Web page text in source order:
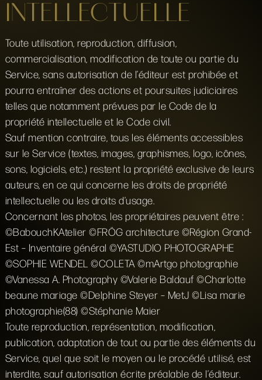
INTELLECTUELLE
Toute utilisation, reproduction, diffusion,
commercialisation, modification de toute ou partie du
Service, sans autorisation de l’éditeur est prohibée et
pourra entraîner des actions et poursuites judiciaires
telles que notamment prévues par le Code de la
propriété intellectuelle et le Code civil.
Sauf mention contraire, tous les éléments accessibles
sur le Service (textes, images, graphismes, logo, icônes,
sons, logiciels, etc.) restent la propriété exclusive de leurs
auteurs, en ce qui concerne les droits de propriété
intellectuelle ou les droits d’usage.
Concernant les photos, les propriétaires peuvent être :
©BabouchKAtelier ©FRÖG architecture ©Région Grand-
Est – Inventaire général ©YASTUDIO PHOTOGRAPHE
©SOPHIE WENDEL ©COLETA ©mArtgo photographie
©Vanessa A. Photography ©Valerie Baldauf ©Charlotte
beaune mariage ©Delphine Steyer – MetJ ©Lisa marie
photographie(88) ©Stéphanie Maier
Toute reproduction, représentation, modification,
publication, adaptation de tout ou partie des éléments du
Service, quel que soit le moyen ou le procédé utilisé, est
interdite, sauf autorisation écrite préalable de l’éditeur.